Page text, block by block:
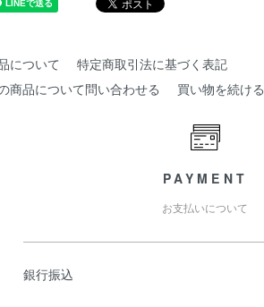
について
特定商取引法に基づく表記
商品について問い合わせる
買い物を続ける
PAYMENT
お支払いについて
銀行振込